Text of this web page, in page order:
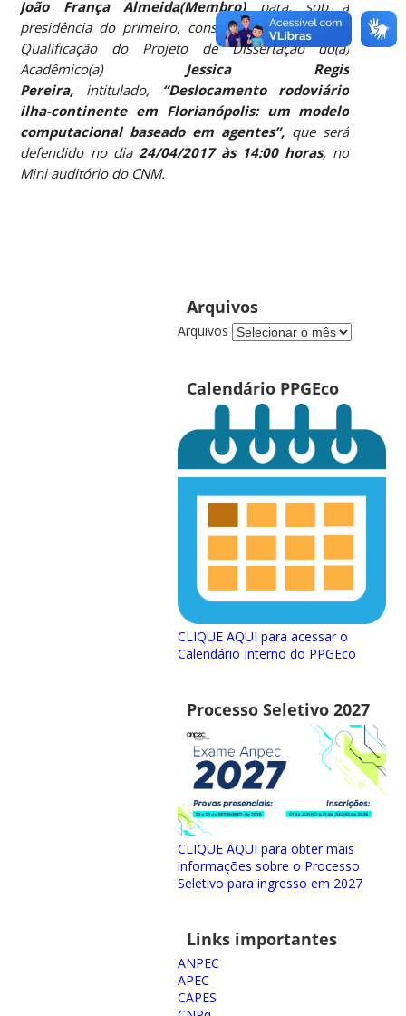
João França Almeida(Membro) para, sob a
presidência do primeiro, constituírem a Banca de
Qualificação do Projeto de Dissertação do(a)
Acadêmico(a) Jessica Regis
Pereira, intitulado,
“Deslocamento rodoviário
ilha-continente em Florianópolis: um modelo
computacional baseado em agentes”, que será
defendido no dia24/04/2017 às 14:00 horas, no
Mini auditório do CNM.
Arquivos
Arquivos
Calendário PPGEco
CLIQUE AQUI para acessar o
Calendário Interno do PPGEco
Processo Seletivo 2027
CLIQUE AQUI para obter mais
informações sobre o Processo
Seletivo para ingresso em 2027
Links importantes
ANPEC
APEC
CAPES